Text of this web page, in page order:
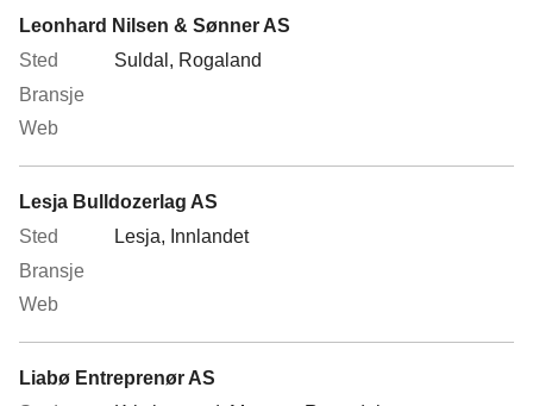
Leonhard Nilsen & Sønner AS
Suldal, Rogaland
Lesja Bulldozerlag AS
Lesja, Innlandet
Liabø Entreprenør AS